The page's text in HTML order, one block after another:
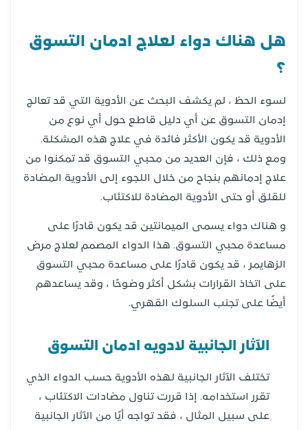
هل هناك دواء لعلاج ادمان التسوق
؟
لسوء الحظ ، لم يكشف البحث عن الأدوية التي قد تعالج
إدمان التسوق عن أي دليل قاطع حول أي نوع من
الأدوية قد يكون الأكثر فائدة في علاج هذه المشكلة.
ومع ذلك ، فإن العديد من محبي التسوق قد تمكنوا من
علاج إدمانهم بنجاح من خلال اللجوء إلى الأدوية المضادة
للقلق أو حتى الأدوية المضادة للاكتئاب.
و هناك دواء يسمى الميمانتين قد يكون قادرًا على
مساعدة محبي التسوق. هذا الدواء المصمم لعلاج مرض
الزهايمر ، قد يكون قادرًا على مساعدة محبي التسوق
على اتخاذ القرارات بشكل أكثر وضوحًا ، وقد يساعدهم
أيضًا على تجنب السلوك القهري.
الآثار الجانبية لادويه ادمان التسوق
تختلف الآثار الجانبية لهذه الأدوية حسب الدواء الذي
تقرر استخدامه. إذا قررت تناول مضادات الاكتئاب ،
على سبيل المثال ، فقد تواجه أيًا من الآثار الجانبية